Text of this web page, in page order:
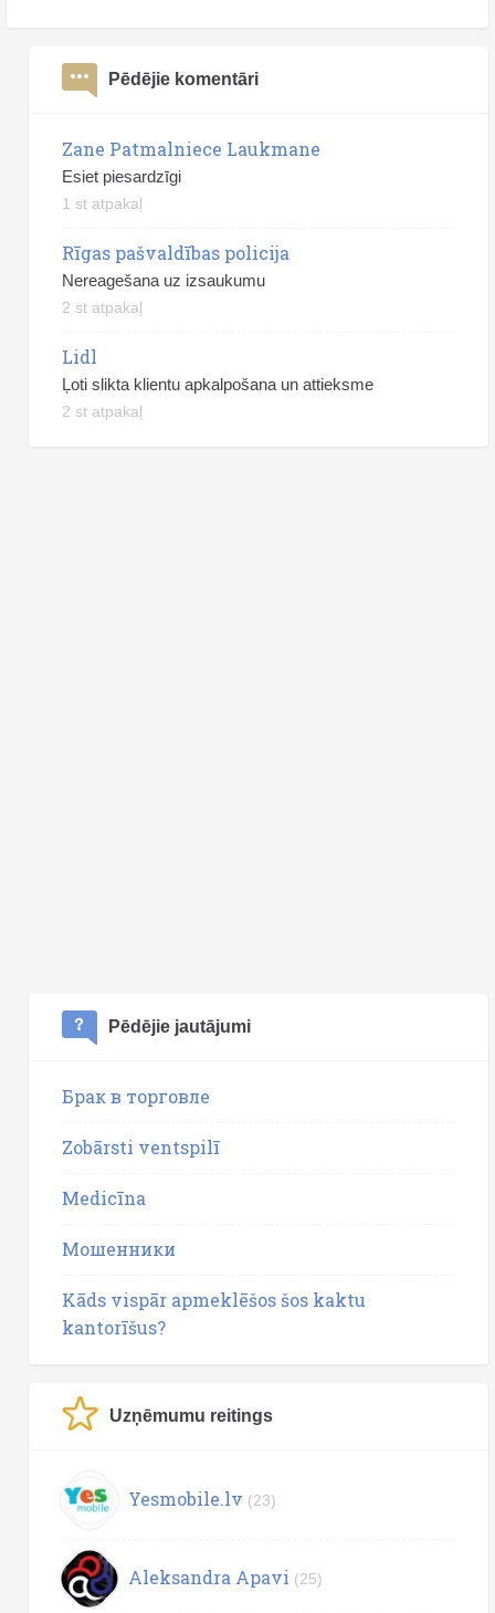
Pēdējie komentāri
Zane Patmalniece Laukmane
Esiet piesardzīgi
1 st atpakaļ
Rīgas pašvaldības policija
Nereagešana uz izsaukumu
2 st atpakaļ
Lidl
Ļoti slikta klientu apkalpošana un attieksme
2 st atpakaļ
Pēdējie jautājumi
Брак в торговле
Zobārsti ventspilī
Medicīna
Мошенники
Kāds vispār apmeklēšos šos kaktu
kantorīšus?
Uzņēmumu reitings
Yesmobile.lv (23)
Aleksandra Apavi (25)